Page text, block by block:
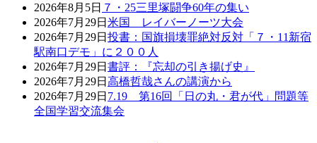
2026年8月5日 ７・25三里塚闘争60年の集い
2026年7月29日 米国 レイバーノーツ大会
2026年7月29日 投書：国旗損壊罪絶対反対「７・11新宿
駅南口デモ」に２００人
2026年7月29日 書評：『忘却の引き揚げ史』
2026年7月29日 高橋哲哉さんの講演から
2026年7月29日 7.19 第16回「日の丸・君が代」問題等
全国学習交流集会